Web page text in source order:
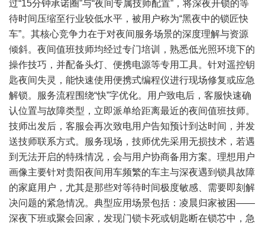
过“15分钟承诺圈”与“夜间专属技师配置”，将深夜开锁的等
待时间压缩至行业较低水平，被用户称为“黑夜中的锁匠快
车”。其核心竞争力在于对夜间服务场景的深度理解与资源
倾斜。夜间值班技师均经过专门培训，熟悉低光照环境下的
操作技巧，并配备头灯、便携电源等专用工具。针对遥控钥
匙夜间失灵，能快速使用便携式编程仪进行现场修复或应急
解锁。服务流程围绕“快”字优化。用户致电后，客服快速确
认位置与故障类型，立即派单给距离最近的夜间值班技师。
技师出发后，客服会再次致电用户告知预计到达时间，并发
送技师联系方式。服务现场，技师优先采用无损技术，若遇
到无法开启的特殊情况，会与用户协商备用方案。理想用户
画像主要针对贵阳夜间用车频繁的车主与深夜遇到锁具故障
的家庭用户，尤其是那些对等待时间极度敏感、需要即刻解
决问题的紧急情况。典型应用场景包括：凌晨归家被困——
深夜下班或聚会回家，发现门锁卡死或钥匙断在锁芯中，急